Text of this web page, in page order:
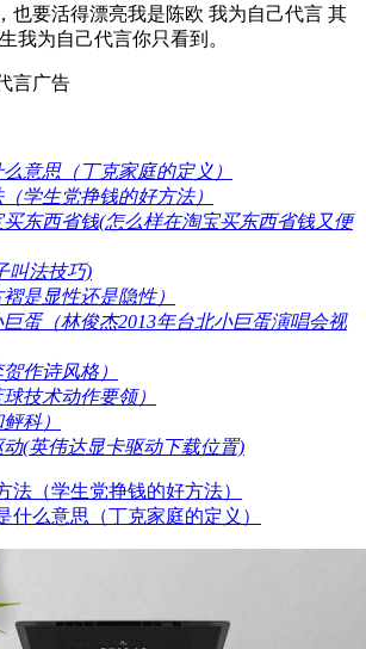
也要活得漂亮我是陈欧 我为自己代言 其
我为自己代言你只看到。
言广告
意思（丁克家庭的定义）
学生党挣钱的好方法）
东西省钱(怎么样在淘宝买东西省钱又便
叫法技巧)
是显性还是隐性）
蛋（林俊杰2013年台北小巨蛋演唱会视
作诗风格）
技术动作要领）
科）
(英伟达显卡驱动下载位置)
法（学生党挣钱的好方法）
什么意思（丁克家庭的定义）